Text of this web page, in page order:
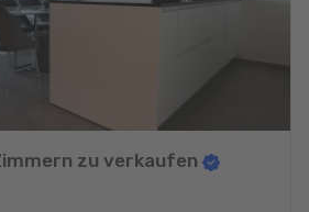
zu verkaufen